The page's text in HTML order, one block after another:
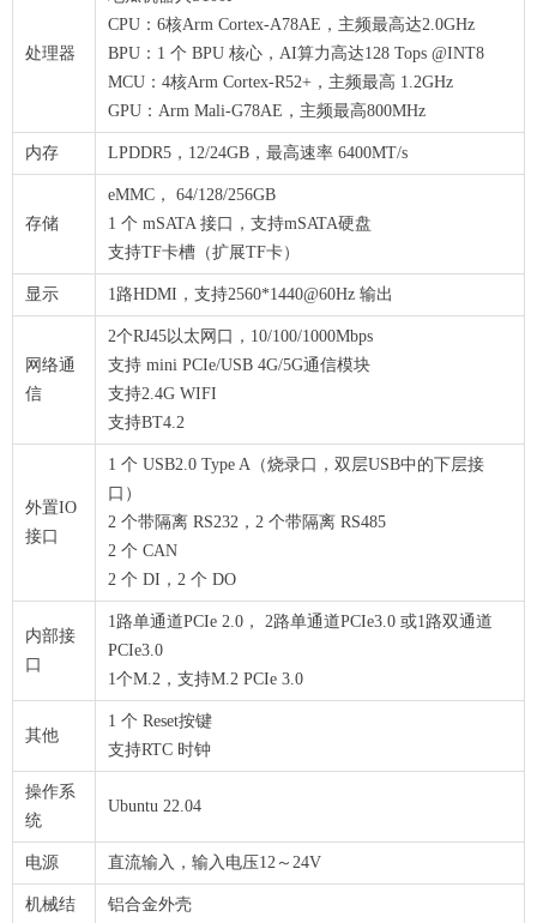
处理器
CPU：6核Arm Cortex-A78AE，主频最高达2.0GHz
BPU：1 个 BPU 核心，AI算力高达128 Tops @INT8
MCU：4核Arm Cortex-R52+，主频最高 1.2GHz
GPU：Arm Mali-G78AE，主频最高800MHz
内存 LPDDR5，12/24GB，最高速率 6400MT/s
存储
eMMC， 64/128/256GB
1 个 mSATA 接口，支持mSATA硬盘
支持TF卡槽（扩展TF卡）
显示 1路HDMI，支持2560*1440@60Hz 输出
网络通
信
2个RJ45以太网口，10/100/1000Mbps
支持 mini PCIe/USB 4G/5G通信模块
支持2.4G WIFI
支持BT4.2
外置IO
接口
1 个 USB2.0 Type A（烧录口，双层USB中的下层接
口）
2 个带隔离 RS232，2 个带隔离 RS485
2 个 CAN
2 个 DI，2 个 DO
内部接
口
1路单通道PCIe 2.0， 2路单通道PCIe3.0 或1路双通道
PCIe3.0
1个M.2，支持M.2 PCIe 3.0
其他
1 个 Reset按键
支持RTC 时钟
操作系
统
Ubuntu 22.04
电源 直流输入，输入电压12～24V
机械结
铝合金外壳